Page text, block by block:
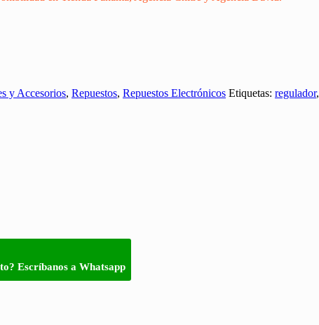
y Accesorios, Repuestos, Repuestos Electrónicos Etiquetas: regulador,
Escríbanos a Whatsapp